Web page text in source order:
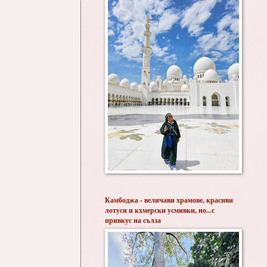
Камбоджа - величави храмове, красиви
лотуси и кхмерски усмивки, но...с
привкус на сълза